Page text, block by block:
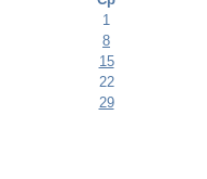
1
8
15
22
29